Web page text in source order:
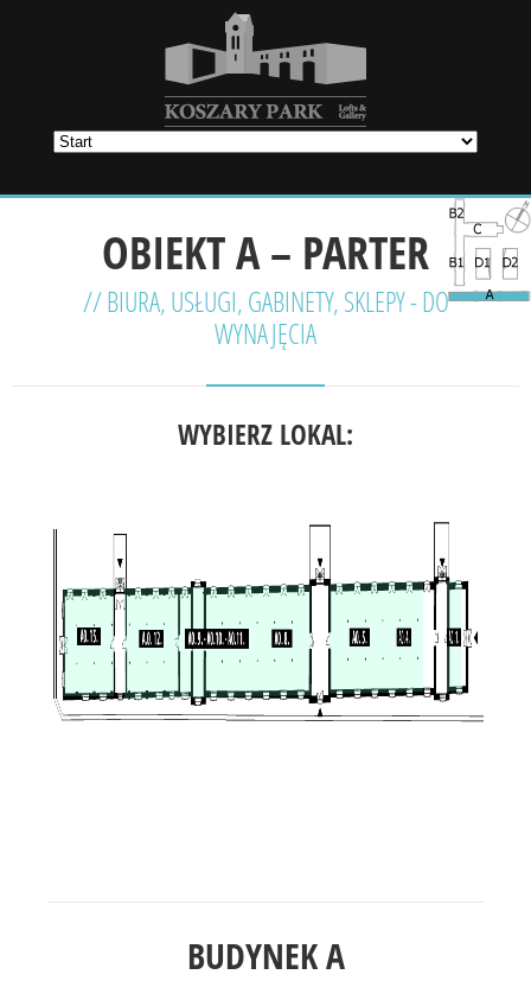
OBIEKT A – PARTER
// BIURA, USŁUGI, GABINETY, SKLEPY - DO
WYNAJĘCIA
WYBIERZ LOKAL:
BUDYNEK A